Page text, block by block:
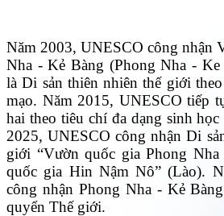
Năm 2003, UNESCO công nhận
Nha - Kẻ Bàng (Phong Nha - Ke
là Di sản thiên nhiên thế giới
mạo. Năm 2015, UNESCO tiếp
hai theo tiêu chí đa dạng sinh
2025, UNESCO công nhận Di
giới “Vườn quốc gia Phong
quốc gia Hin Nậm Nô” (Lào).
công nhận Phong Nha - Kẻ
quyển Thế giới.